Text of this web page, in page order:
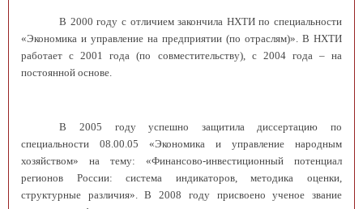
В 2000 году с отличием закончила НХТИ по специальности
«Экономика и управление на предприятии (по отраслям)». В НХТИ
работает с 2001 года (по совместительству), с 2004 года – на
постоянной основе.
В 2005 году успешно защитила диссертацию по
специальности 08.00.05 «Экономика и управление народным
хозяйством» на тему: «Финансово-инвестиционный потенциал
регионов России: система индикаторов, методика оценки,
структурные различия». В 2008 году присвоено ученое звание